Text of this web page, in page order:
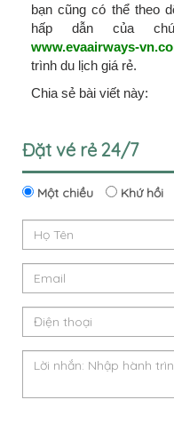
bạn cũng có thể theo
hấp dẫn của
www.evaairways-
trình du lịch giá rẻ.
Chia sẻ bài viết này:
Đặt vé rẻ 24/7
Một chiều Khứ hồi